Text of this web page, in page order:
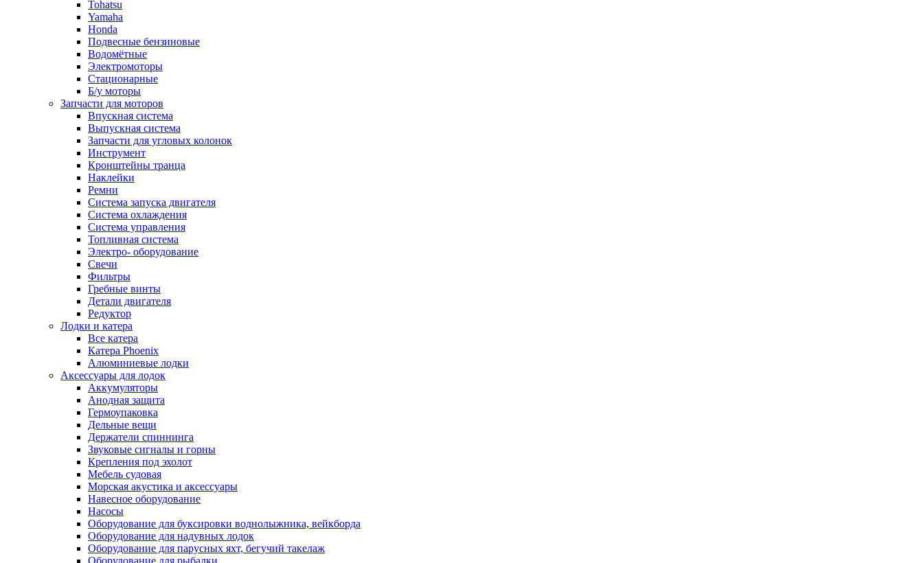
Tohatsu
Yamaha
Honda
Подвесные бензиновые
Водомётные
Электромоторы
Стационарные
Б/у моторы
Запчасти для моторов
Впускная система
Выпускная система
Запчасти для угловых колонок
Инструмент
Кронштейны транца
Наклейки
Ремни
Система запуска двигателя
Система охлаждения
Система управления
Топливная система
Электро- оборудование
Свечи
Фильтры
Гребные винты
Детали двигателя
Редуктор
Лодки и катера
Все катера
Катера Phoenix
Алюминиевые лодки
Аксессуары для лодок
Аккумуляторы
Анодная защита
Гермоупаковка
Дельные вещи
Держатели спиннинга
Звуковые сигналы и горны
Крепления под эхолот
Мебель судовая
Морская акустика и аксессуары
Навесное оборудование
Насосы
Оборудование для буксировки воднолыжника, вейкборда
Оборудование для надувных лодок
Оборудование для парусных яхт, бегучий такелаж
Оборудование для рыбалки